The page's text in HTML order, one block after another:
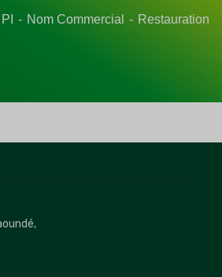
Nom Commercial Restauration